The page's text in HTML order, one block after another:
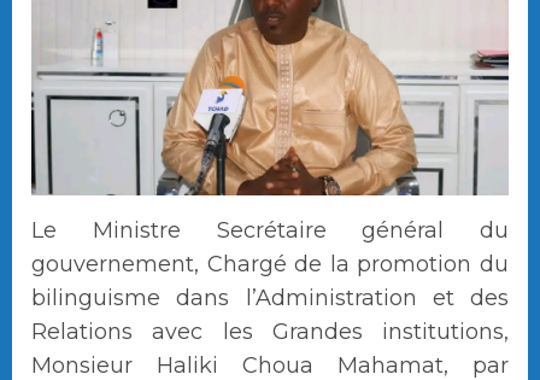
Le Ministre Secrétaire général du
gouvernement, Chargé de la promotion du
bilinguisme dans l’Administration et des
Relations avec les Grandes institutions,
Monsieur Haliki Choua Mahamat, par